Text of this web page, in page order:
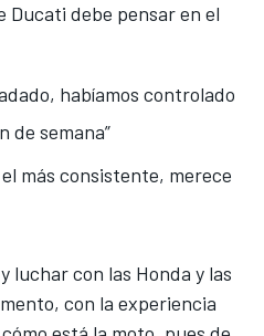
Ducati debe pensar en el
habíamos controlado
de semana”
más consistente, merece
luchar con las Honda y las
con la experiencia